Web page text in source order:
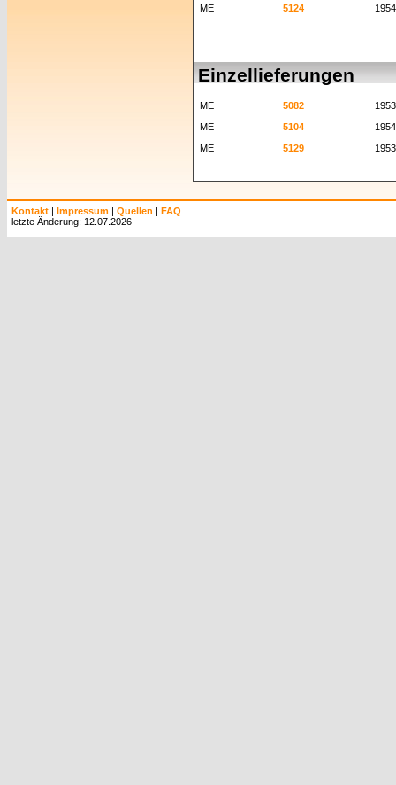
ME
5124 1954
Einzellieferungen
ME 5082
1953
ME
5104
1954
ME
5129 1953
Kontakt | Impressum | Quellen | FAQ
letzte Änderung: 12.07.2026